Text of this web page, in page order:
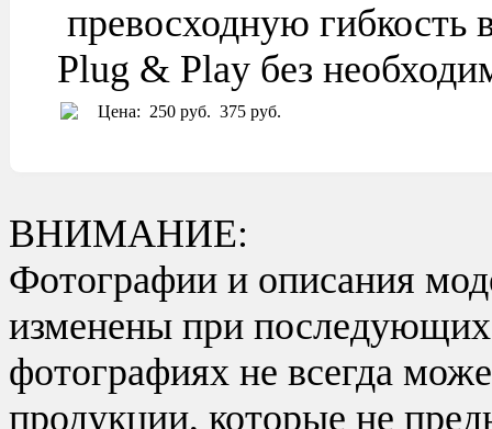
превосходную гибкость
Plug & Play без
Цена: 250 руб. 375 руб.
ВНИМАНИЕ:
Фотографии и описания
изменены при последующих
фотографиях не всегда
продукции, которые не